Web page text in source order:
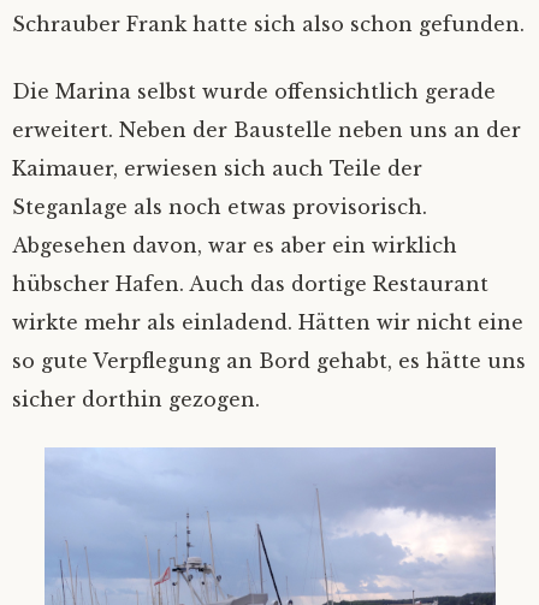
Schrauber Frank hatte sich also schon gefunden.
Die Marina selbst wurde offensichtlich gerade
erweitert. Neben der Baustelle neben uns an der
Kaimauer, erwiesen sich auch Teile der
Steganlage als noch etwas provisorisch.
Abgesehen davon, war es aber ein wirklich
hübscher Hafen. Auch das dortige Restaurant
wirkte mehr als einladend. Hätten wir nicht eine
so gute Verpflegung an Bord gehabt, es hätte uns
sicher dorthin gezogen.